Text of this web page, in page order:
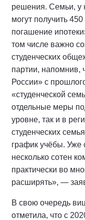
решения. Семьи, у
могут получить
погашение
том числе важно
студенческих
партии, напомнив,
России» с
«студенческой
отдельные меры
уровне, так и в
студенческих
график учёбы. Уже
несколько сотен
практически во
расширять», —
В свою очередь
отметила, что с